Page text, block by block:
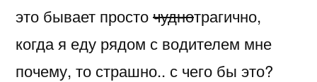
это бывает просточуднотрагично,
когда я еду рядом с водителем мне
почему, то страшно.. с чего бы это?